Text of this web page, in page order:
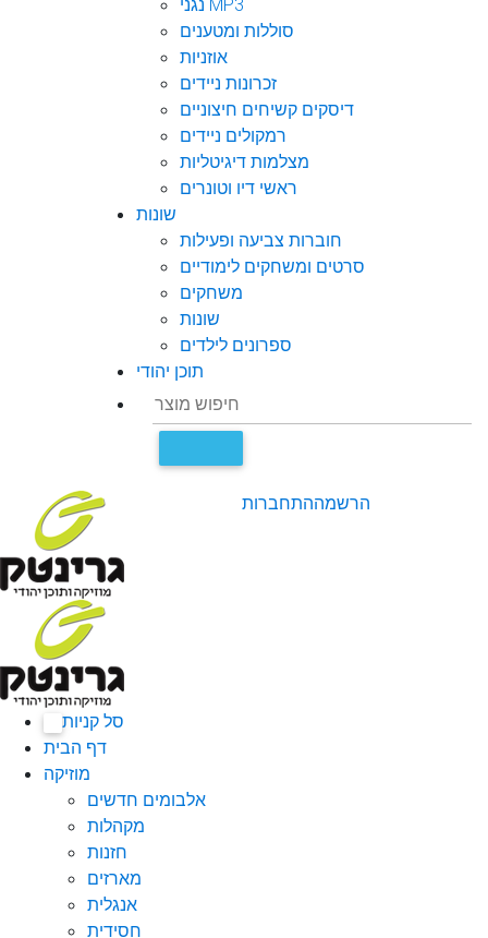
נגני MP3
סוללות ומטענים
אוזניות
זכרונות ניידים
דיסקים קשיחים חיצוניים
רמקולים ניידים
מצלמות דיגיטליות
ראשי דיו וטונרים
שונות
חוברות צביעה ופעילות
סרטים ומשחקים לימודיים
משחקים
שונות
ספרונים לילדים
תוכן יהודי
התחברותהרשמה
סל קניות
דף הבית
מוזיקה
אלבומים חדשים
מקהלות
חזנות
מארזים
אנגלית
חסידית